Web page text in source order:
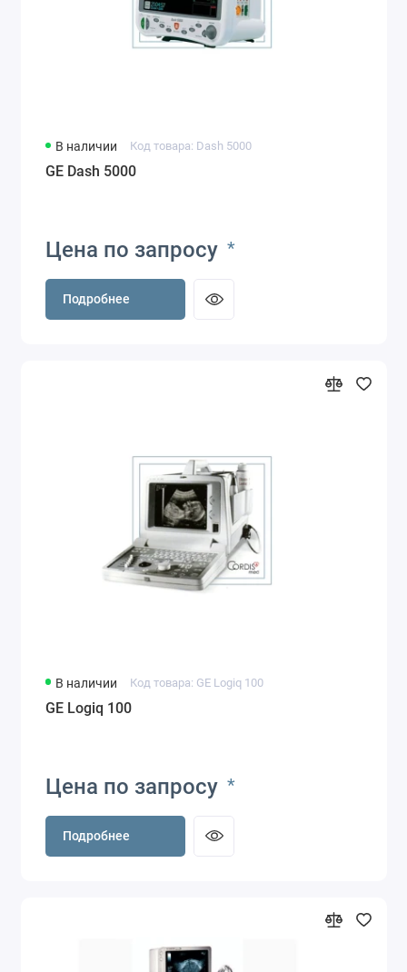
В наличии Код товара: Dash 5000
GE Dash 5000
Цена по запросу *
Подробнее
В наличии Код товара: GE Logiq 100
GE Logiq 100
Цена по запросу *
Подробнее